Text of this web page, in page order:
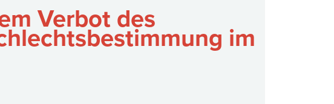
Verbot des
im